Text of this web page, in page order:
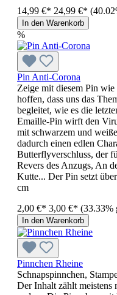
14,99 €* 24,99 €*
In den Warenkorb
%
Pin Anti-Corona
Zeige mit diesem Pin
hoffen, dass uns das
begleitet, wie es die
Emaille-Pin wirft den
mit schwarzem und
dadurch einen edlen
Butterflyverschluss, der
Revers des Anzugs, An
Kutte... Der Pin setzt
cm
2,00 €* 3,00 €* (33.33%
In den Warenkorb
Pinnchen Rheine
Schnapspinnchen,
Der Inhalt zählt